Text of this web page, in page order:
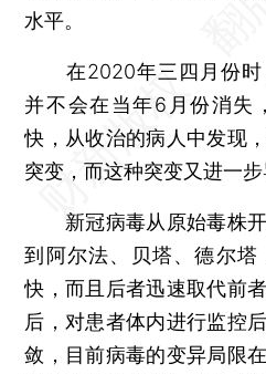
水平。
在2020年三四月份时
并不会在当年6月份消失
快，从收治的病人中发现
突变，而这种突变又进一步
新冠病毒从原始毒株开
到阿尔法、贝塔、德尔塔
快，而且后者迅速取代前
后，对患者体内进行监控
敛，目前病毒的变异局限